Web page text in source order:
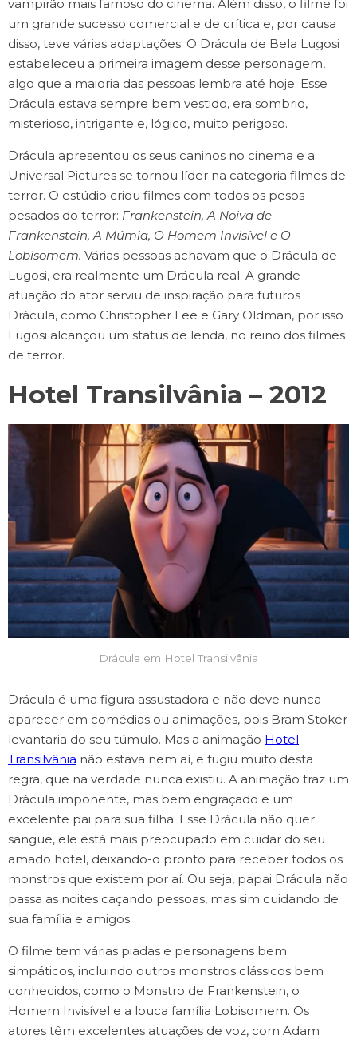
vampirão mais famoso do cinema. Além disso, o filme foi
um grande sucesso comercial e de crítica e, por causa
disso, teve várias adaptações. O Drácula de Bela Lugosi
estabeleceu a primeira imagem desse personagem,
algo que a maioria das pessoas lembra até hoje. Esse
Drácula estava sempre bem vestido, era sombrio,
misterioso, intrigante e, lógico, muito perigoso.
Drácula apresentou os seus caninos no cinema e a
Universal Pictures se tornou líder na categoria filmes de
terror. O estúdio criou filmes com todos os pesos
pesados ​​do terror: Frankenstein, A Noiva de
Frankenstein, A Múmia, O Homem Invisível e O
Lobisomem. Várias pessoas achavam que o Drácula de
Lugosi, era realmente um Drácula real. A grande
atuação do ator serviu de inspiração para futuros
Drácula, como Christopher Lee e Gary Oldman, por isso
Lugosi alcançou um status de lenda, no reino dos filmes
de terror.
Hotel Transilvânia – 2012
Drácula em Hotel Transilvânia
Drácula é uma figura assustadora e não deve nunca
aparecer em comédias ou animações, pois Bram Stoker
levantaria do seu túmulo. Mas a animação Hotel
Transilvânia não estava nem aí, e fugiu muito desta
regra, que na verdade nunca existiu. A animação traz um
Drácula imponente, mas bem engraçado e um
excelente pai para sua filha. Esse Drácula não quer
sangue, ele está mais preocupado em cuidar do seu
amado hotel, deixando-o pronto para receber todos os
monstros que existem por aí. Ou seja, papai Drácula não
passa as noites caçando pessoas, mas sim cuidando de
sua família e amigos.
O filme tem várias piadas e personagens bem
simpáticos, incluindo outros monstros clássicos bem
conhecidos, como o Monstro de Frankenstein, o
Homem Invisível e a louca família Lobisomem. Os
atores têm excelentes atuações de voz, com Adam